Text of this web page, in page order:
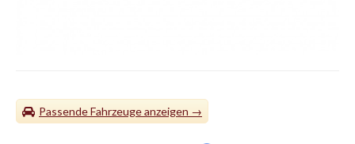
Passende Fahrzeuge